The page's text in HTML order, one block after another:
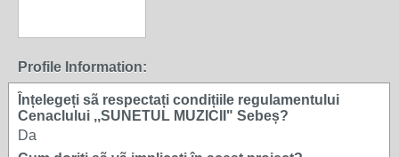
Profile Information:
Ȋnțelegeți sã respectați condițiile regulamentului
Cenaclului ,,SUNETUL MUZICII" Sebeș?
Da